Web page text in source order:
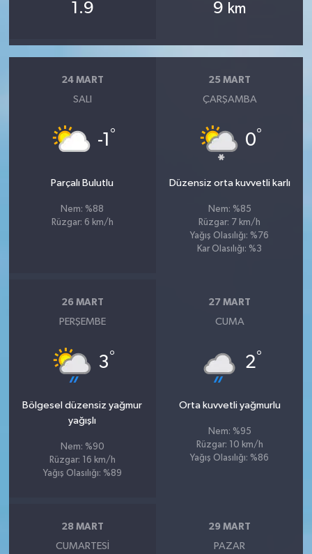
1.9 9 km
24 MART
SALI
-1 °
Parçalı Bulutlu
Nem: %88
Rüzgar: 6 km/h
25 MART
ÇARŞAMBA
0°
Düzensiz orta kuvvetli karlı
Nem: %85
Rüzgar: 7 km/h
Yağış Olasılığı: %76
Kar Olasılığı: %3
26 MART
PERŞEMBE
3°
Bölgesel düzensiz yağmur
yağışlı
Nem: %90
Rüzgar: 16 km/h
Yağış Olasılığı: %89
27 MART
CUMA
2°
Orta kuvvetli yağmurlu
Nem: %95
Rüzgar: 10 km/h
Yağış Olasılığı: %86
28 MART
CUMARTESI
29 MART
PAZAR